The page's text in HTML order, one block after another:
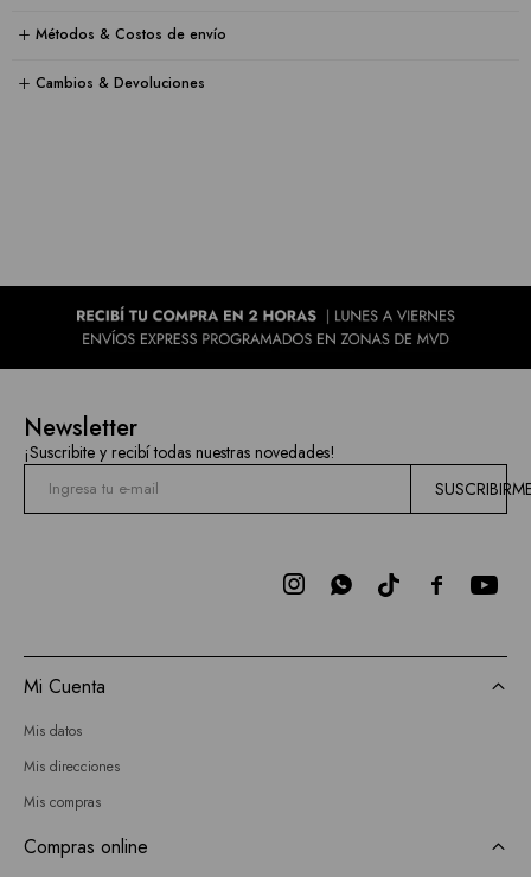
Métodos & Costos de envío
Cambios & Devoluciones
Newsletter
¡Suscribite y recibí todas nuestras novedades!

 
Mi Cuenta
Mis datos
Mis direcciones
Mis compras
Compras online